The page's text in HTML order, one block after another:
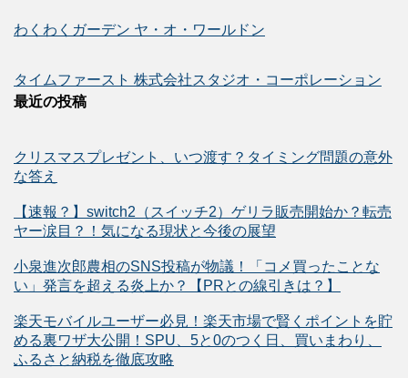
わくわくガーデン ヤ・オ・ワールドン
タイムファースト 株式会社スタジオ・コーポレーション
最近の投稿
クリスマスプレゼント、いつ渡す？タイミング問題の意外
な答え
【速報？】switch2（スイッチ2）ゲリラ販売開始か？転売
ヤー涙目？！気になる現状と今後の展望
小泉進次郎農相のSNS投稿が物議！「コメ買ったことな
い」発言を超える炎上か？【PRとの線引きは？】
楽天モバイルユーザー必見！楽天市場で賢くポイントを貯
める裏ワザ大公開！SPU、5と0のつく日、買いまわり、
ふるさと納税を徹底攻略